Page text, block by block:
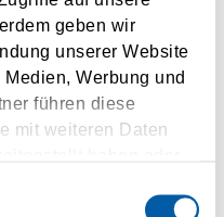
geben wir
unserer Website
Werbung und
führen diese
mit weiteren Daten
informed about
change your